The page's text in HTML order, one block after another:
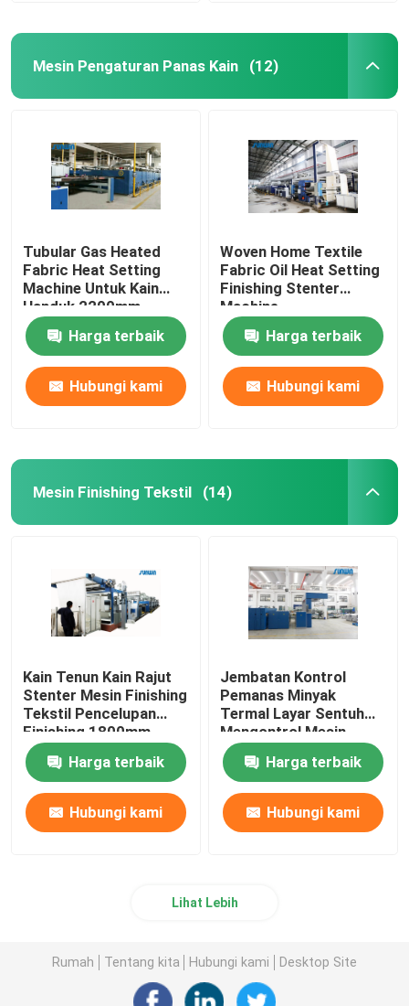
Mesin Pengaturan Panas Kain (12)
Tubular Gas Heated
Fabric Heat Setting
Machine Untuk Kain
Handuk 2200mm
Harga terbaik
Hubungi kami
Woven Home Textile
Fabric Oil Heat Setting
Finishing Stenter
Machine
Harga terbaik
Hubungi kami
Mesin Finishing Tekstil (14)
Kain Tenun Kain Rajut
Stenter Mesin Finishing
Tekstil Pencelupan
Finishing 1800mm
Harga terbaik
Hubungi kami
Jembatan Kontrol
Pemanas Minyak
Termal Layar Sentuh
Mengontrol Mesin
Finishing Stenter
Harga terbaik
Hubungi kami
Lihat Lebih
Rumah Tentang kita Hubungi kami Desktop Site